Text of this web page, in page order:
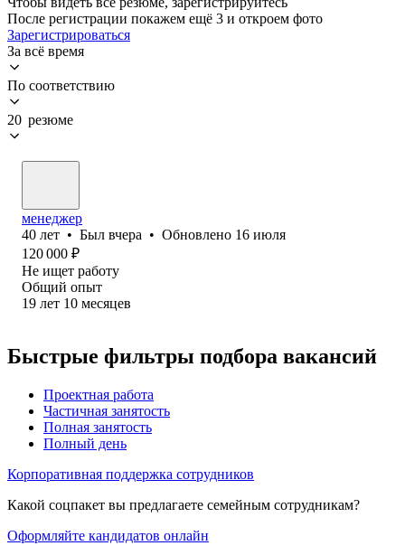
После регистрации покажем ещё 3 и откроем фото
Зарегистрироваться
За всё время
По соответствию
20 резюме
менеджер
40 лет • Был вчера • Обновлено 16 июля
120 000 ₽
Не ищет работу
Общий опыт
19 лет 10 месяцев
Быстрые фильтры подбора вакансий
Проектная работа
Частичная занятость
Полная занятость
Полный день
Корпоративная поддержка сотрудников
Какой соцпакет вы предлагаете семейным сотрудникам?
Оформляйте кандидатов онлайн